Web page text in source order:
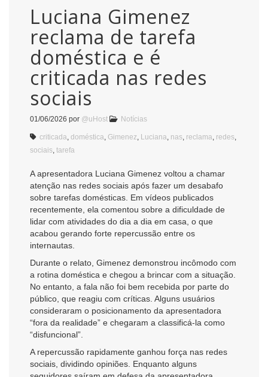
Luciana Gimenez
reclama de tarefa
doméstica e é
criticada nas redes
sociais
01/06/2026 por @uHost Notícias
criticada doméstica Gimenez Luciana nas reclama redes
sociais tarefa
A apresentadora Luciana Gimenez voltou a chamar
atenção nas redes sociais após fazer um desabafo
sobre tarefas domésticas. Em vídeos publicados
recentemente, ela comentou sobre a dificuldade de
lidar com atividades do dia a dia em casa, o que
acabou gerando forte repercussão entre os
internautas.
Durante o relato, Gimenez demonstrou incômodo com
a rotina doméstica e chegou a brincar com a situação.
No entanto, a fala não foi bem recebida por parte do
público, que reagiu com críticas. Alguns usuários
consideraram o posicionamento da apresentadora
“fora da realidade” e chegaram a classificá-la como
“disfuncional”.
A repercussão rapidamente ganhou força nas redes
sociais, dividindo opiniões. Enquanto alguns